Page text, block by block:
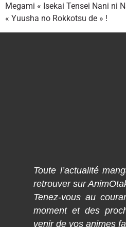
Megami « Isekai Tensei Nani ni
« Yuusha no Rokkotsu de » !
Toute l’actualité
retrouver sur
Tenez-vous au
moment et des
venir de vos animes